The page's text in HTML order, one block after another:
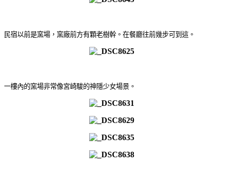
民宿以前是窯場，窯廠前方有顆老樹幹。在餐廳往前幾步可到這。
一樓內的窯場非常像宮崎駿的神隱少女場景。